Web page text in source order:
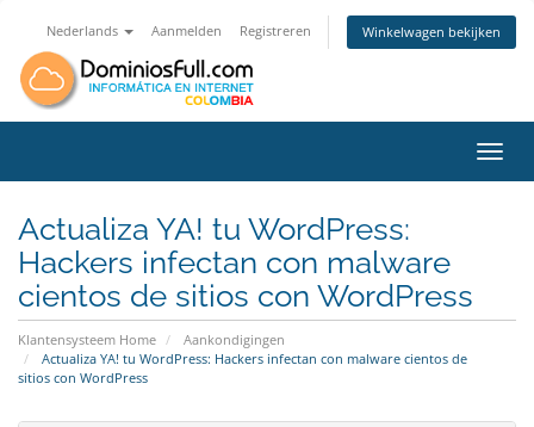
Nederlands Aanmelden Registreren Winkelwagen bekijken
Actualiza YA! tu WordPress:
Hackers infectan con malware
cientos de sitios con WordPress
Klantensysteem Home
Aankondigingen
Actualiza YA! tu WordPress: Hackers infectan con malware cientos de
sitios con WordPress